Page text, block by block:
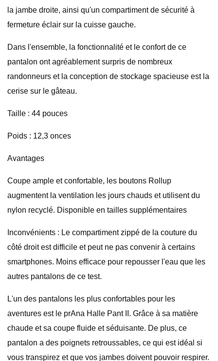
la jambe droite, ainsi qu'un compartiment de sécurité à
fermeture éclair sur la cuisse gauche.
Dans l'ensemble, la fonctionnalité et le confort de ce
pantalon ont agréablement surpris de nombreux
randonneurs et la conception de stockage spacieuse est la
cerise sur le gâteau.
Taille : 44 pouces
Poids : 12,3 onces
Avantages
Coupe ample et confortable, les boutons Rollup
augmentent la ventilation les jours chauds et utilisent du
nylon recyclé. Disponible en tailles supplémentaires
Inconvénients : Le compartiment zippé de la couture du
côté droit est difficile et peut ne pas convenir à certains
smartphones. Moins efficace pour repousser l'eau que les
autres pantalons de ce test.
L'un des pantalons les plus confortables pour les
aventures est le prAna Halle Pant II. Grâce à sa matière
chaude et sa coupe fluide et séduisante. De plus, ce
pantalon a des poignets retroussables, ce qui est idéal si
vous transpirez et que vos jambes doivent pouvoir respirer.